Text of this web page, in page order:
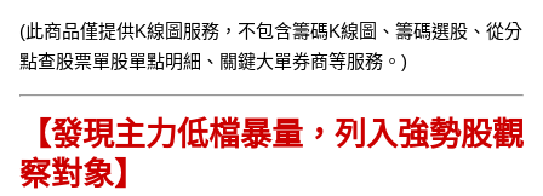
(此商品僅提供K線圖服務，不包含籌碼K線圖、籌碼選股、從分
點查股票單股單點明細、關鍵大單券商等服務。)
【發現主力低檔暴量，列入強勢股觀
察對象】